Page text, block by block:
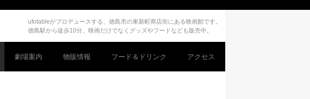
ufotableがプロデュースする、徳島市の東新町商店街にある映画館です。
徳島駅から徒歩10分、映画だけでなくグッズやフードなども販売中。
劇場案内 物販情報 フード＆ドリンク アクセス